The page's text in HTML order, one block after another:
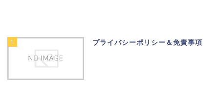
1 プライバシーポリシー＆免責事項